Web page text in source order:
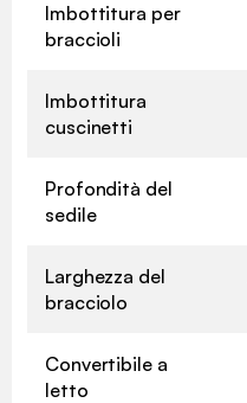
Imbottitura per
braccioli
Imbottitura
cuscinetti
Profondità del
sedile
Larghezza del
bracciolo
Convertibile a
letto